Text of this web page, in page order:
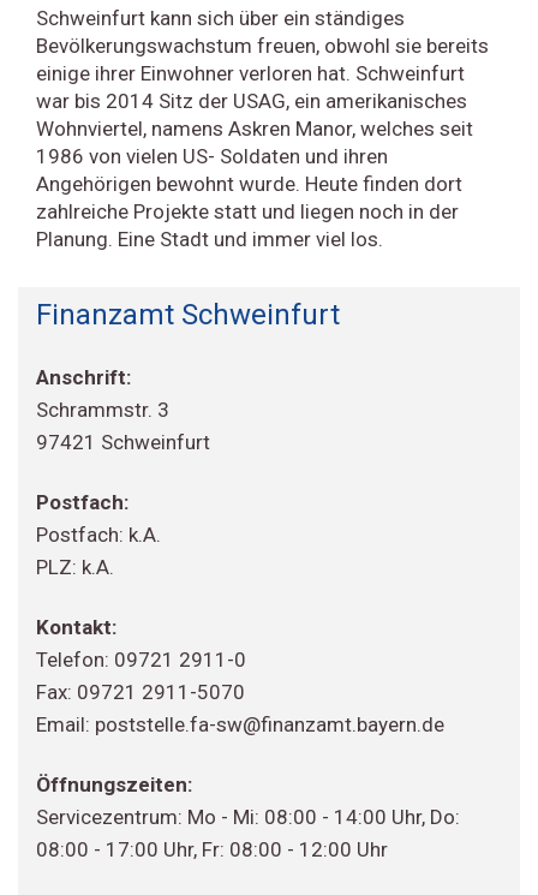
Schweinfurt kann sich über ein ständiges
Bevölkerungswachstum freuen, obwohl sie bereits
einige ihrer Einwohner verloren hat. Schweinfurt
war bis 2014 Sitz der USAG, ein amerikanisches
Wohnviertel, namens Askren Manor, welches seit
1986 von vielen US- Soldaten und ihren
Angehörigen bewohnt wurde. Heute finden dort
zahlreiche Projekte statt und liegen noch in der
Planung. Eine Stadt und immer viel los.
Finanzamt Schweinfurt
Anschrift:
Schrammstr. 3
97421 Schweinfurt
Postfach:
Postfach: k.A.
PLZ: k.A.
Kontakt:
Telefon: 09721 2911-0
Fax: 09721 2911-5070
Email: poststelle.fa-sw@finanzamt.bayern.de
Öffnungszeiten:
Servicezentrum: Mo - Mi: 08:00 - 14:00 Uhr, Do:
08:00 - 17:00 Uhr, Fr: 08:00 - 12:00 Uhr